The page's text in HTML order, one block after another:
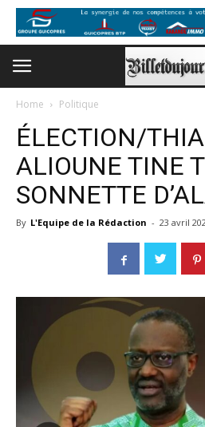
Home Politique
ÉLECTION/
ALIOUNE TINE
SONNETTE
By L'Equipe de la Rédaction - 23 avril